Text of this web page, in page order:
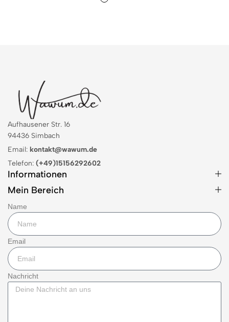
Aufhausener Str. 16
94436 Simbach
Email: kontakt@wawum.de
Telefon: (+49)15156292602
Informationen
Mein Bereich
Name
Email
Nachricht